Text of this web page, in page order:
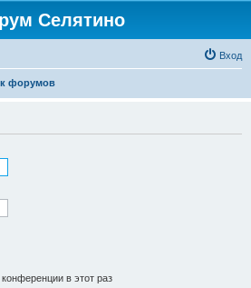
Селятино
Вход
форумов
в этот раз